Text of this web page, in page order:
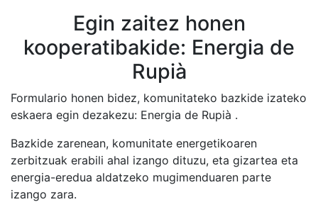
Egin zaitez honen
kooperatibakide: Energia de
Rupià
Formulario honen bidez, komunitateko bazkide izateko
eskaera egin dezakezu: Energia de Rupià .
Bazkide zarenean, komunitate energetikoaren
zerbitzuak erabili ahal izango dituzu, eta gizartea eta
energia-eredua aldatzeko mugimenduaren parte
izango zara.